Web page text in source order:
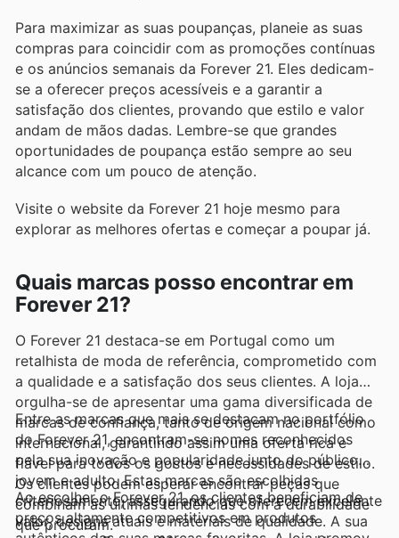
Para maximizar as suas poupanças, planeie as suas
compras para coincidir com as promoções contínuas
e os anúncios semanais da Forever 21. Eles dedicam-
se a oferecer preços acessíveis e a garantir a
satisfação dos clientes, provando que estilo e valor
andam de mãos dadas. Lembre-se que grandes
oportunidades de poupança estão sempre ao seu
alcance com um pouco de atenção.
Visite o website da Forever 21 hoje mesmo para
explorar as melhores ofertas e começar a poupar já.
Quais marcas posso encontrar em
Forever 21?
O Forever 21 destaca-se em Portugal como um
retalhista de moda de referência, comprometido com
a qualidade e a satisfação dos seus clientes. A loja
orgulha-se de apresentar uma gama diversificada de
marcas de confiança, tanto de origem nacional como
internacional, garantindo assim uma oferta rica e
fiável para todos os gostos e necessidades de estilo.
Os clientes podem esperar encontrar peças que
combinam as últimas tendências com a durabilidade
que procuram.
Entre as marcas que mais se destacam no portfólio
do Forever 21, encontram-se nomes reconhecidos
pela sua inovação e popularidade junto do público
jovem e adulto. Estas marcas são escolhidas
criteriosamente, assegurando que oferecem excelente
valor, designs atuais e materiais de qualidade. A sua
Ao escolher o Forever 21, os clientes beneficiam de
preços altamente competitivos em produtos